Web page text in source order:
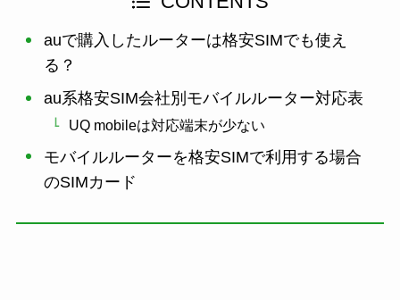
auで購入したルーターは格安SIMでも使え
る？
au系格安SIM会社別モバイルルーター対応表
UQ mobileは対応端末が少ない
モバイルルーターを格安SIMで利用する場合
のSIMカード